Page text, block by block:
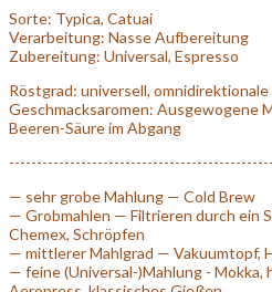
Sorte: Typica, Catuai
Verarbeitung: Nasse Aufbereitung
Zubereitung: Universal, Espresso
Röstgrad: universell,
Geschmacksaromen: Ausgewogene
Beeren-Säure im Abgang
— sehr grobe Mahlung — Cold Brew
— Grobmahlen — Filtrieren durch
Chemex, Schröpfen
— mittlerer Mahlgrad — Vakuumtopf,
— feine (Universal-)Mahlung -